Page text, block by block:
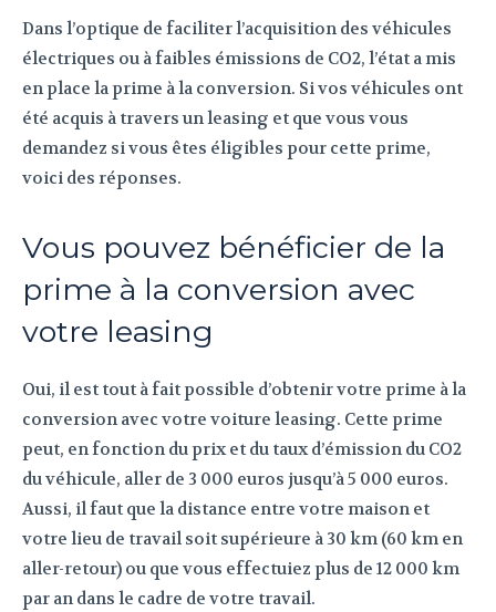
Dans l’optique de faciliter l’acquisition des véhicules
électriques ou à faibles émissions de CO2, l’état a mis
en place la prime à la conversion. Si vos véhicules ont
été acquis à travers un leasing et que vous vous
demandez si vous êtes éligibles pour cette prime,
voici des réponses.
Vous pouvez bénéficier de la
prime à la conversion avec
votre leasing
Oui, il est tout à fait possible d’obtenir votre prime à la
conversion avec votre voiture leasing. Cette prime
peut, en fonction du prix et du taux d’émission du CO2
du véhicule, aller de 3 000 euros jusqu’à 5 000 euros.
Aussi, il faut que la distance entre votre maison et
votre lieu de travail soit supérieure à 30 km (60 km en
aller-retour) ou que vous effectuiez plus de 12 000 km
par an dans le cadre de votre travail.